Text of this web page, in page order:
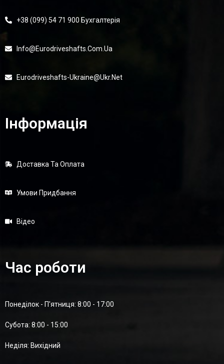
+38 (099) 54 71 900 Бухгалтерія
Info@eurodriveshafts.com.ua
Eurodriveshafts-Ukraine@ukr.net
Інформація
Доставка Та Оплата
Умови Придбання
Відео
Час роботи
Понеділок - П'ятниця: 8:00 - 17:00
Суботa: 8:00 - 15:00
Неділя: Вихідний